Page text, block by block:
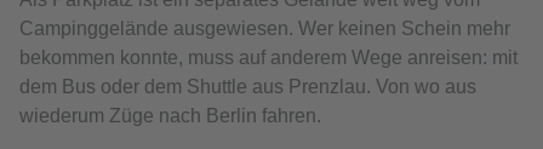
Campinggelände ausgewiesen. Wer keinen Schein mehr
bekommen konnte, muss auf anderem Wege anreisen: mit
dem Bus oder dem Shuttle aus Prenzlau. Von wo aus
wiederum Züge nach Berlin fahren.